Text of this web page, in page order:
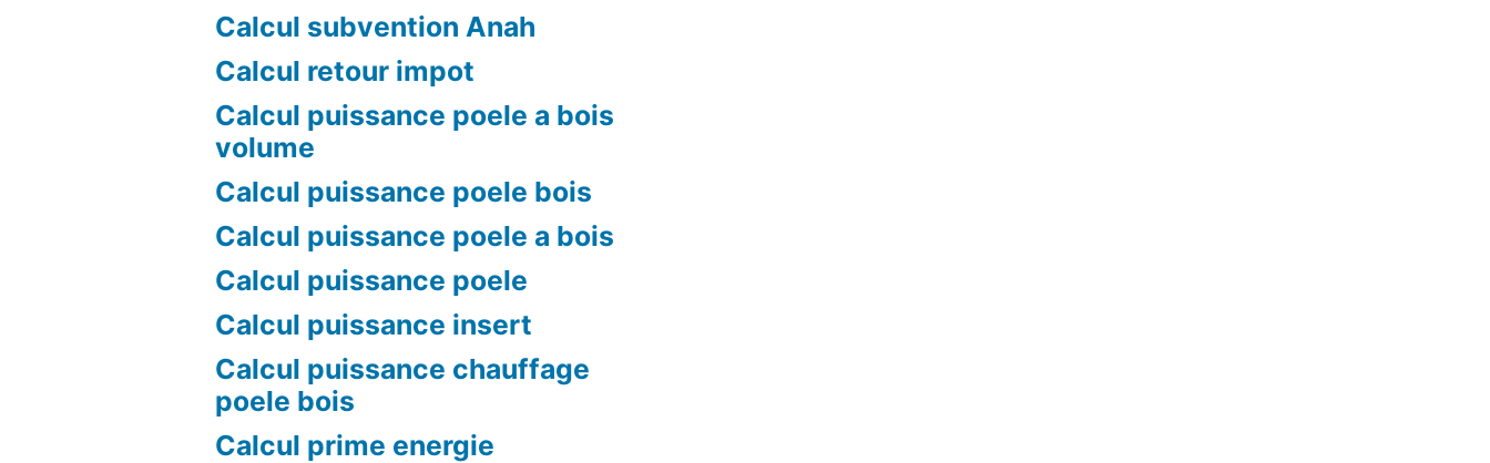
Calcul subvention Anah
Calcul retour impot
Calcul puissance poele a bois
volume
Calcul puissance poele bois
Calcul puissance poele a bois
Calcul puissance poele
Calcul puissance insert
Calcul puissance chauffage
poele bois
Calcul prime energie